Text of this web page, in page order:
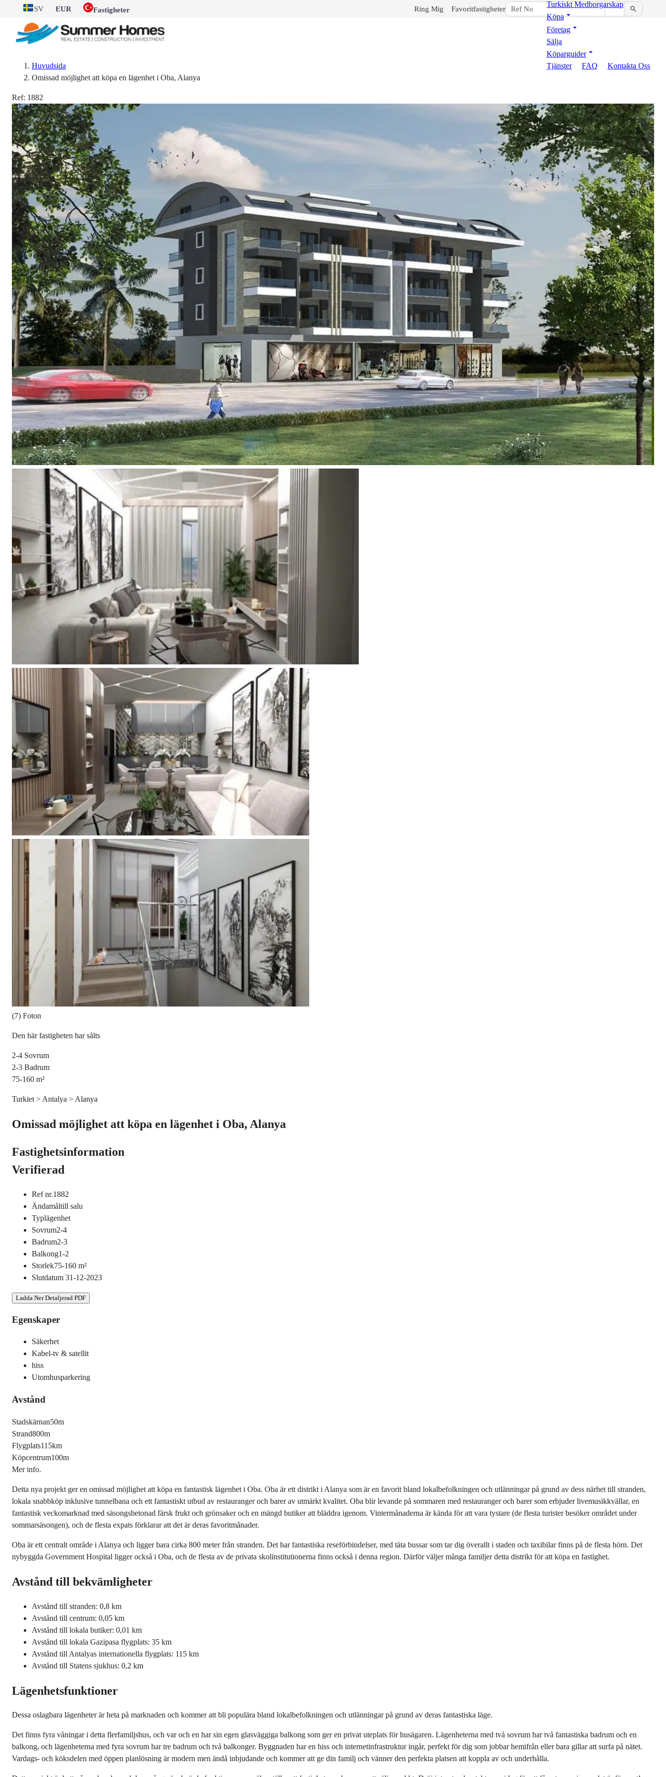
SV EUR Fastigheter Ring Mig Favoritfastigheter
Turkiskt Medborgarskap
Köpa
Företag
Sälja
Köparguider
Tjänster
FAQ Kontakta Oss
Huvudsida
Omissad möjlighet att köpa en lägenhet i Oba, Alanya
Ref: 1882
(7) Foton
Den här fastigheten har sålts
2-4 Sovrum
2-3 Badrum
75-160 m²
Turkiet > Antalya > Alanya
Omissad möjlighet att köpa en lägenhet i Oba, Alanya
Fastighetsinformation
Verifierad
Ref nr.1882
Ändamåltill salu
Typlägenhet
Sovrum2-4
Badrum2-3
Balkong1-2
Storlek75-160 m²
Slutdatum 31-12-2023
Ladda Ner Detaljerad PDF
Egenskaper
Säkerhet
Kabel-tv & satellit
hiss
Utomhusparkering
Avstånd
Stadskärnan50m
Strand800m
Flygplats115km
Köpcentrum100m
Mer info.
Detta nya projekt ger en omissad möjlighet att köpa en fantastisk lägenhet i Oba. Oba är ett distrikt i Alanya som är en favorit bland lokalbefolkningen och utlänningar på grund av dess närhet till stranden,
lokala snabbköp inklusive tunnelbana och ett fantastiskt utbud av restauranger och barer av utmärkt kvalitet. Oba blir levande på sommaren med restauranger och barer som erbjuder livemusikkvällar, en
fantastisk veckomarknad med säsongsbetonad färsk frukt och grönsaker och en mängd butiker att bläddra igenom. Vintermånaderna är kända för att vara tystare (de flesta turister besöker området under
sommarsäsongen), och de flesta expats förklarar att det är deras favoritmånader.
Oba är ett centralt område i Alanya och ligger bara cirka 800 meter från stranden. Det har fantastiska reseförbindelser, med täta bussar som tar dig överallt i staden och taxibilar finns på de flesta hörn. Det
nybyggda Government Hospital ligger också i Oba, och de flesta av de privata skolinstitutionerna finns också i denna region. Därför väljer många familjer detta distrikt för att köpa en fastighet.
Avstånd till bekvämligheter
Avstånd till stranden: 0,8 km
Avstånd till centrum: 0,05 km
Avstånd till lokala butiker: 0,01 km
Avstånd till lokala Gazipasa flygplats: 35 km
Avstånd till Antalyas internationella flygplats: 115 km
Avstånd till Statens sjukhus: 0,2 km
Lägenhetsfunktioner
Dessa oslagbara lägenheter är heta på marknaden och kommer att bli populära bland lokalbefolkningen och utlänningar på grund av deras fantastiska läge.
Det finns fyra våningar i detta flerfamiljshus, och var och en har sin egen glasväggiga balkong som ger en privat uteplats för husägaren. Lägenheterna med två sovrum har två fantastiska badrum och en
balkong, och lägenheterna med fyra sovrum har tre badrum och två balkonger. Byggnaden har en hiss och internetinfrastruktur ingår, perfekt för dig som jobbar hemifrån eller bara gillar att surfa på nätet.
Vardags- och köksdelen med öppen planlösning är modern men ändå inbjudande och kommer att ge din familj och vänner den perfekta platsen att koppla av och underhålla.